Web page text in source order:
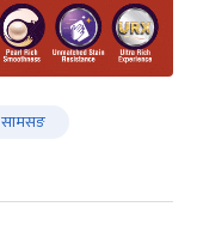
सामसङ